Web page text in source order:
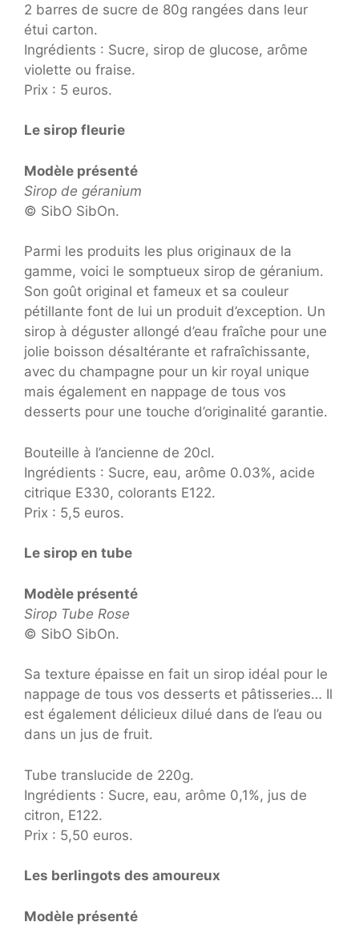
2 barres de sucre de 80g rangées dans leur
étui carton.
Ingrédients : Sucre, sirop de glucose, arôme
violette ou fraise.
Prix : 5 euros.
Le sirop fleurie
Modèle présenté
Sirop de géranium
© SibO SibOn.
Parmi les produits les plus originaux de la
gamme, voici le somptueux sirop de géranium.
Son goût original et fameux et sa couleur
pétillante font de lui un produit d’exception. Un
sirop à déguster allongé d’eau fraîche pour une
jolie boisson désaltérante et rafraîchissante,
avec du champagne pour un kir royal unique
mais également en nappage de tous vos
desserts pour une touche d’originalité garantie.
Bouteille à l’ancienne de 20cl.
Ingrédients : Sucre, eau, arôme 0.03%, acide
citrique E330, colorants E122.
Prix : 5,5 euros.
Le sirop en tube
Modèle présenté
Sirop Tube Rose
© SibO SibOn.
Sa texture épaisse en fait un sirop idéal pour le
nappage de tous vos desserts et pâtisseries… Il
est également délicieux dilué dans de l’eau ou
dans un jus de fruit.
Tube translucide de 220g.
Ingrédients : Sucre, eau, arôme 0,1%, jus de
citron, E122.
Prix : 5,50 euros.
Les berlingots des amoureux
Modèle présenté